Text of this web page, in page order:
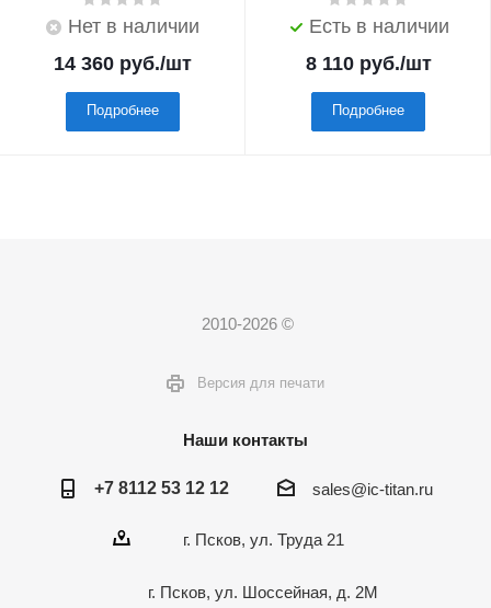
Нет в наличии
14 360 руб./шт
Подробнее
Есть в наличии
8 110руб./шт
Подробнее
2010-2026 ©
Версия для печати
Наши контакты
+7 8112 53 12 12 sales@ic-titan.ru
г. Псков, ул. Труда 21
г. Псков, ул. Шоссейная, д. 2М